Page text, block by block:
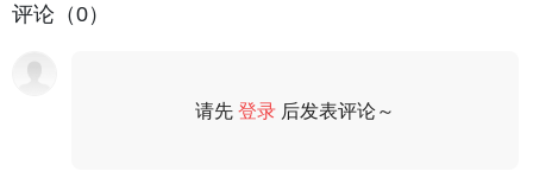
评论（0）
请先登录 后发表评论～